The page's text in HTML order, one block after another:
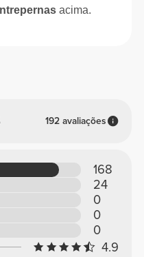
192 avaliações
168
24
0
0
0
4.9
acima.